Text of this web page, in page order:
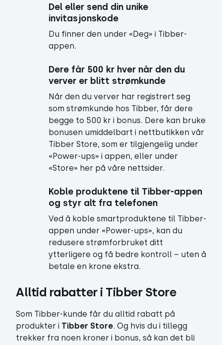
Del eller send din unike
invitasjonskode
Du finner den under «Deg» i Tibber-
appen.
Dere får 500 kr hver når den du
verver er blitt strømkunde
Når den du verver har registrert seg
som strømkunde hos Tibber, får dere
begge to 500 kr i bonus. Dere kan bruke
bonusen umiddelbart i nettbutikken vår
Tibber Store, som er tilgjengelig under
«Power-ups» i appen, eller under
«Store» her på våre nettsider.
Koble produktene til Tibber-appen
og styr alt fra telefonen
Ved å koble smartproduktene til Tibber-
appen under «Power-ups», kan du
redusere strømforbruket ditt
ytterligere og få bedre kontroll – uten å
betale en krone ekstra.
Alltid rabatter i Tibber Store
Som Tibber-kunde får du alltid rabatt på
produkter i Tibber Store. Og hvis du i tillegg
trekker fra noen kroner i bonus, så kan det bli